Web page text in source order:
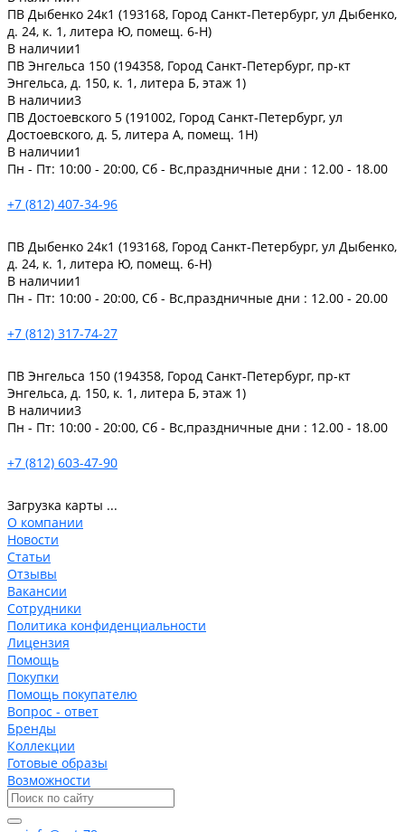
ПВ Дыбенко 24к1 (193168, Город Санкт-Петербург, ул Дыбенко,
д. 24, к. 1, литера Ю, помещ. 6-Н)
В наличии1
ПВ Энгельса 150 (194358, Город Санкт-Петербург, пр-кт
Энгельса, д. 150, к. 1, литера Б, этаж 1)
В наличии3
ПВ Достоевского 5 (191002, Город Санкт-Петербург, ул
Достоевского, д. 5, литера А, помещ. 1Н)
В наличии1
Пн - Пт: 10:00 - 20:00, Сб - Вс,праздничные дни : 12.00 - 18.00
+7 (812) 407-34-96
ПВ Дыбенко 24к1 (193168, Город Санкт-Петербург, ул Дыбенко,
д. 24, к. 1, литера Ю, помещ. 6-Н)
В наличии1
Пн - Пт: 10:00 - 20:00, Сб - Вс,праздничные дни : 12.00 - 20.00
+7 (812) 317-74-27
ПВ Энгельса 150 (194358, Город Санкт-Петербург, пр-кт
Энгельса, д. 150, к. 1, литера Б, этаж 1)
В наличии3
Пн - Пт: 10:00 - 20:00, Сб - Вс,праздничные дни : 12.00 - 18.00
+7 (812) 603-47-90
Загрузка карты ...
О компании
Новости
Статьи
Отзывы
Вакансии
Сотрудники
Политика конфиденциальности
Лицензия
Помощь
Покупки
Помощь покупателю
Вопрос - ответ
Бренды
Коллекции
Готовые образы
Возможности